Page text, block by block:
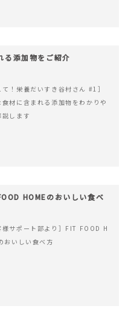
る添加物をご紹介
て！栄養だいすき谷村さん #1］
食材に含まれる添加物をわかりや
説します
HOMEのおいしい食べ
様サポート部より］FIT FOOD H
おいしい食べ方